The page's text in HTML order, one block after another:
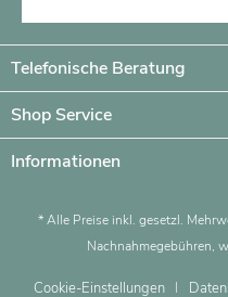
Telefonische Beratung
Shop Service
Informationen
* Alle Preise inkl. gesetzl.
Nachnahmegebühren,
Cookie-Einstellungen